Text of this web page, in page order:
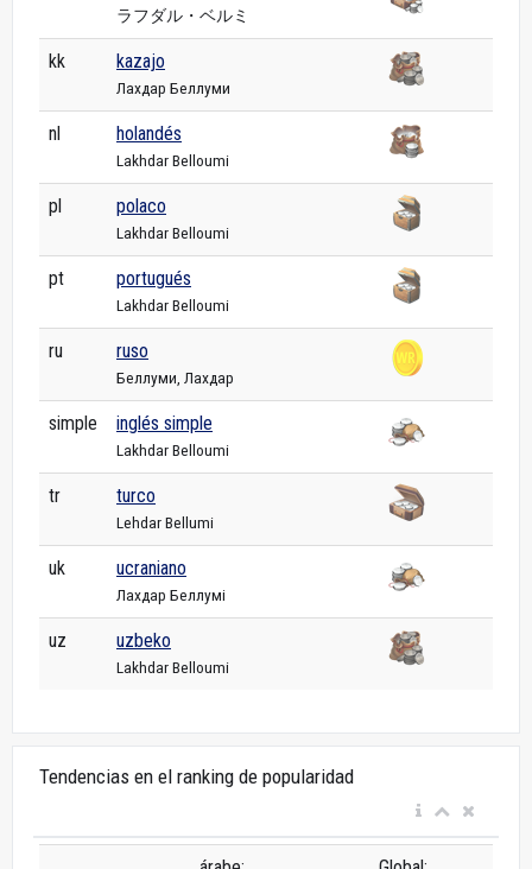
ラフダル・ベルミ
kk kazajo
Лахдар Беллуми
nl holandés
Lakhdar Belloumi
pl polaco
Lakhdar Belloumi
pt portugués
Lakhdar Belloumi
ru ruso
Беллуми, Лахдар
simple inglés simple
Lakhdar Belloumi
tr turco
Lehdar Bellumi
uk ucraniano
Лахдар Беллумі
uz uzbeko
Lakhdar Belloumi
Tendencias en el ranking de popularidad